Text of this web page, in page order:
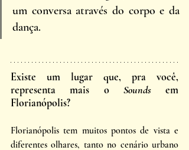
um conversa através do corpo e da
dança.
Existe um lugar que, pra você,
representa mais o Sounds em
Florianópolis?
Florianópolis tem muitos pontos de vista e
diferentes olhares, tanto no cenário urbano